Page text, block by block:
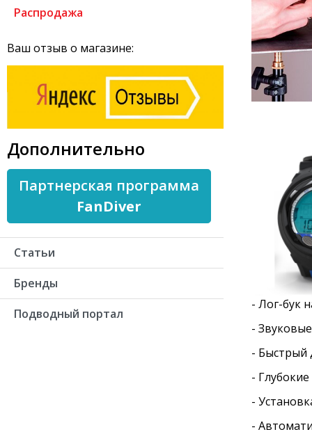
Распродажа
Ваш отзыв о магазине:
Дополнительно
Партнерская программа
FanDiver
Статьи
Бренды
Подводный портал
- Лог-бук
-
- Быстрый
-
-
-